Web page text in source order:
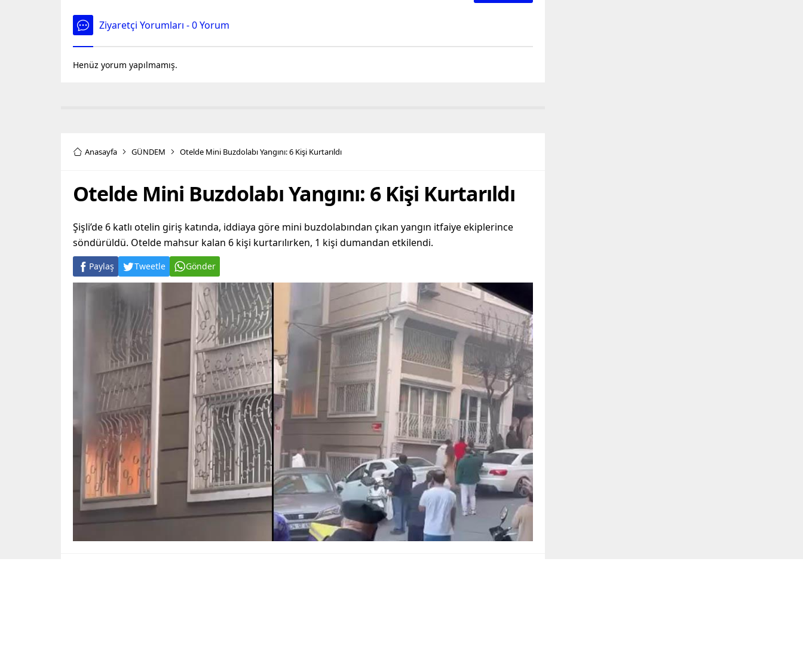
Ziyaretçi Yorumları - 0 Yorum
Henüz yorum yapılmamış.
Anasayfa GÜNDEM Otelde Mini Buzdolabı Yangını: 6 Kişi Kurtarıldı
Otelde Mini Buzdolabı Yangını: 6 Kişi Kurtarıldı
Şişli’de 6 katlı otelin giriş katında, iddiaya göre mini buzdolabından çıkan yangın itfaiye ekiplerince
söndürüldü. Otelde mahsur kalan 6 kişi kurtarılırken, 1 kişi dumandan etkilendi.
Paylaş Tweetle Gönder